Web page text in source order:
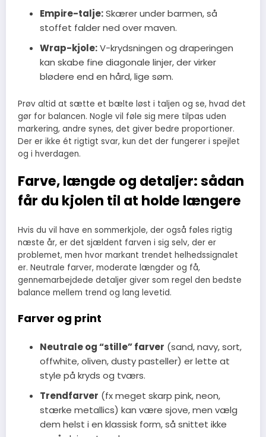
Empire-talje:Skærer under barmen, så
stoffet falder ned over maven.
Wrap-kjole:V-krydsningen og draperingen
kan skabe fine diagonale linjer, der virker
blødere end en hård, lige søm.
Prøv altid at sætte et bælte løst i taljen og se, hvad det
gør for balancen. Nogle vil føle sig mere tilpas uden
markering, andre synes, det giver bedre proportioner.
Der er ikke ét rigtigt svar, kun det der fungerer i spejlet
og i hverdagen.
Farve, længde og detaljer: sådan
får du kjolen til at holde længere
Hvis du vil have en sommerkjole, der også føles rigtig
næste år, er det sjældent farven i sig selv, der er
problemet, men hvor markant trendet helhedssignalet
er. Neutrale farver, moderate længder og få,
gennemarbejdede detaljer giver som regel den bedste
balance mellem trend og lang levetid.
Farver og print
Neutrale og “stille” farver (sand, navy, sort,
offwhite, oliven, dusty pasteller) er lette at
style på kryds og tværs.
Trendfarver (fx meget skarp pink, neon,
stærke metallics) kan være sjove, men vælg
dem helst i en klassisk form, så snittet ikke